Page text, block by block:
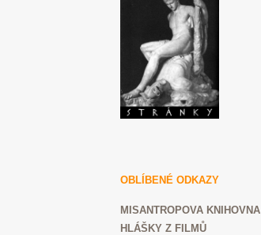
OBLÍBENÉ ODKAZY
MISANTROPOVA KNIHOVNA
HLÁŠKY Z FILMŮ